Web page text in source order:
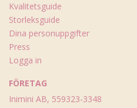
Kvalitetsguide
Storleksguide
Dina personuppgifter
Press
Logga in
FÖRETAG
Inimini AB, 559323-3348